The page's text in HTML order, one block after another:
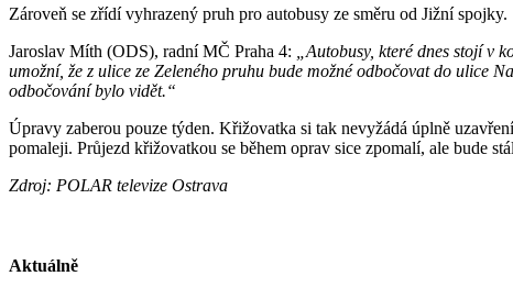
Zároveň se zřídí vyhrazený pruh pro autobusy ze směru od Jižní spojky.
Jaroslav Míth (ODS), radní MČ Praha 4:
„Autobusy, které dnes stojí v
umožní, že z ulice ze Zeleného pruhu bude možné odbočovat do ulice
odbočování bylo vidět.“
Úpravy zaberou pouze týden. Křižovatka si tak nevyžádá úplně
pomaleji. Průjezd křižovatkou se během oprav sice zpomalí, ale bude
Zdroj: POLAR televize Ostrava
Aktuálně